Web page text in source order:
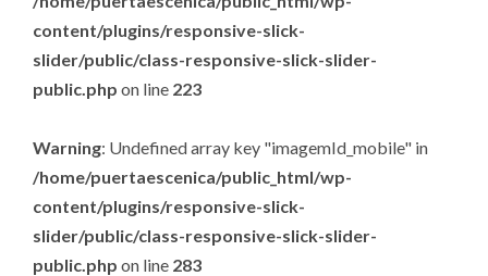
content/plugins/responsive-slick-
slider/public/class-responsive-slick-slider-
public.php on line 223
Warning: Undefined array key "imagemId_mobile" in
/home/puertaescenica/public_html/wp-
content/plugins/responsive-slick-
slider/public/class-responsive-slick-slider-
public.php on line 283